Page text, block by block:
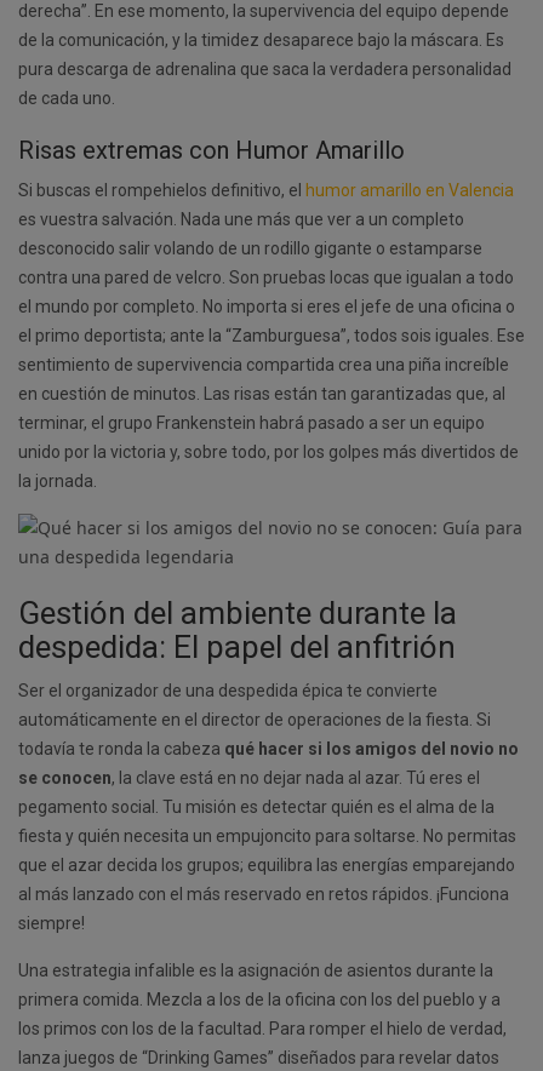
derecha”. En ese momento, la supervivencia del equipo depende
de la comunicación, y la timidez desaparece bajo la máscara. Es
pura descarga de adrenalina que saca la verdadera personalidad
de cada uno.
Risas extremas con Humor Amarillo
Si buscas el rompehielos definitivo, el humor amarillo en Valencia
es vuestra salvación. Nada une más que ver a un completo
desconocido salir volando de un rodillo gigante o estamparse
contra una pared de velcro. Son pruebas locas que igualan a todo
el mundo por completo. No importa si eres el jefe de una oficina o
el primo deportista; ante la “Zamburguesa”, todos sois iguales. Ese
sentimiento de supervivencia compartida crea una piña increíble
en cuestión de minutos. Las risas están tan garantizadas que, al
terminar, el grupo Frankenstein habrá pasado a ser un equipo
unido por la victoria y, sobre todo, por los golpes más divertidos de
la jornada.
Gestión del ambiente durante la
despedida: El papel del anfitrión
Ser el organizador de una despedida épica te convierte
automáticamente en el director de operaciones de la fiesta. Si
todavía te ronda la cabeza qué hacer si los amigos del novio no
se conocen, la clave está en no dejar nada al azar. Tú eres el
pegamento social. Tu misión es detectar quién es el alma de la
fiesta y quién necesita un empujoncito para soltarse. No permitas
que el azar decida los grupos; equilibra las energías emparejando
al más lanzado con el más reservado en retos rápidos. ¡Funciona
siempre!
Una estrategia infalible es la asignación de asientos durante la
primera comida. Mezcla a los de la oficina con los del pueblo y a
los primos con los de la facultad. Para romper el hielo de verdad,
lanza juegos de “Drinking Games” diseñados para revelar datos